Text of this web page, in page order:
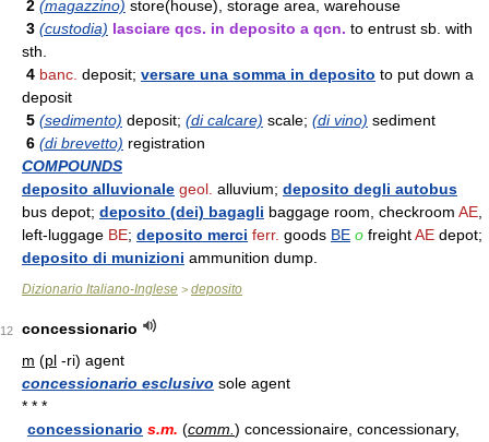
2 (magazzino) store(house), storage area, warehouse
3 (custodia) lasciare qcs. in deposito a qcn. to entrust sb. with
sth.
4 banc. deposit; versare una somma in deposito to put down a
deposit
5 (sedimento) deposit; (di calcare) scale; (di vino) sediment
6 (di brevetto) registration
COMPOUNDS
deposito alluvionale geol. alluvium; deposito degli autobus
bus depot; deposito (dei) bagagli baggage room, checkroom AE,
left-luggage BE; deposito merci ferr. goods BE o freightAE depot;
deposito di munizioni ammunition dump.
Dizionario Italiano-Inglese > deposito
12
concessionario
m (pl -ri) agent
concessionario esclusivo sole agent
* * *
concessionario s.m. (comm.) concessionaire, concessionary,